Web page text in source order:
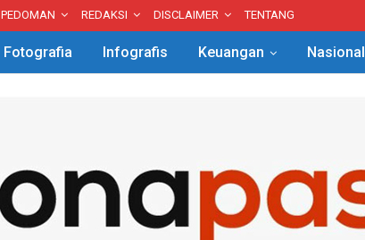
PEDOMAN REDAKSI DISCLAIMER TENTANG
Fotografia Infografis Keuangan Nasional